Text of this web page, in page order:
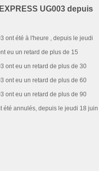
UG003 depuis
ont été à l'heure , depuis le jeudi
eu un retard de plus de 15
ont eu un retard de plus de 30
ont eu un retard de plus de 60
ont eu un retard de plus de 90
été annulés, depuis le jeudi 18 juin